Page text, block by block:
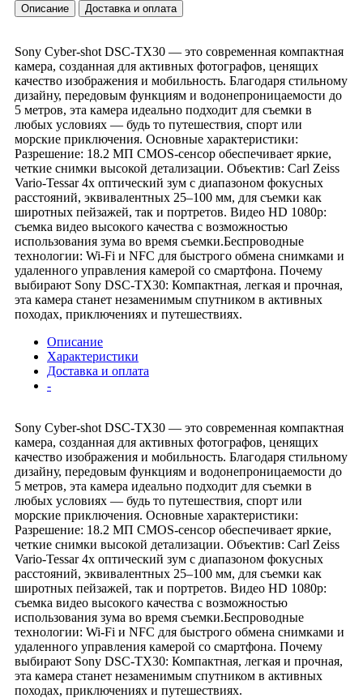
Описание Доставка и оплата
Sony Cyber-shot DSC-TX30 — это современная компактная
камера, созданная для активных фотографов, ценящих
качество изображения и мобильность. Благодаря стильному
дизайну, передовым функциям и водонепроницаемости до
5 метров, эта камера идеально подходит для съемки в
любых условиях — будь то путешествия, спорт или
морские приключения. Основные характеристики:
Разрешение: 18.2 МП CMOS-сенсор обеспечивает яркие,
четкие снимки высокой детализации. Объектив: Carl Zeiss
Vario-Tessar 4x оптический зум с диапазоном фокусных
расстояний, эквивалентных 25–100 мм, для съемки как
широтных пейзажей, так и портретов. Видео HD 1080p:
съемка видео высокого качества с возможностью
использования зума во время съемки.Беспроводные
технологии: Wi-Fi и NFC для быстрого обмена снимками и
удаленного управления камерой со смартфона. Почему
выбирают Sony DSC-TX30: Компактная, легкая и прочная,
эта камера станет незаменимым спутником в активных
походах, приключениях и путешествиях.
Описание
Характеристики
Доставка и оплата
-
Sony Cyber-shot DSC-TX30 — это современная компактная
камера, созданная для активных фотографов, ценящих
качество изображения и мобильность. Благодаря стильному
дизайну, передовым функциям и водонепроницаемости до
5 метров, эта камера идеально подходит для съемки в
любых условиях — будь то путешествия, спорт или
морские приключения. Основные характеристики:
Разрешение: 18.2 МП CMOS-сенсор обеспечивает яркие,
четкие снимки высокой детализации. Объектив: Carl Zeiss
Vario-Tessar 4x оптический зум с диапазоном фокусных
расстояний, эквивалентных 25–100 мм, для съемки как
широтных пейзажей, так и портретов. Видео HD 1080p:
съемка видео высокого качества с возможностью
использования зума во время съемки.Беспроводные
технологии: Wi-Fi и NFC для быстрого обмена снимками и
удаленного управления камерой со смартфона. Почему
выбирают Sony DSC-TX30: Компактная, легкая и прочная,
эта камера станет незаменимым спутником в активных
походах, приключениях и путешествиях.